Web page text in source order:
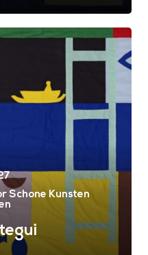
Schone Kunsten